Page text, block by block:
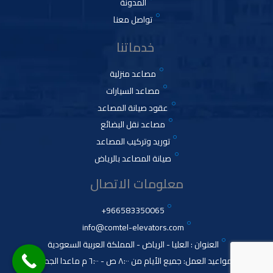
تواصل معنا
خدماتنا
مصاعد منزلية
مصاعد السيارات
عقود صيانة المصاعد
مصاعد نقل البضائع
توريد وتركيب المصاعد
صيانة المصاعد بالرياض
معلومات الاتصال
966583350065+
info@comtel-elevators.com
العنوان : العليا - الرياض - المملكة العربية السعودية
مواعيد العمل: جميع الأيام من ٨:٠٠ ص - ٦:٠٠ م ماعدا الجمعة